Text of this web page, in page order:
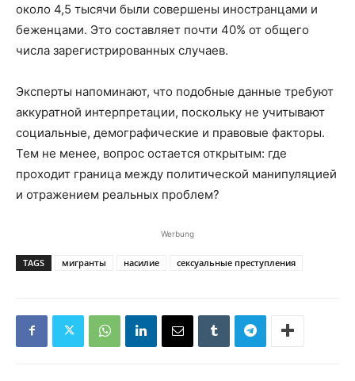
около 4,5 тысячи были совершены иностранцами и
беженцами. Это составляет почти 40% от общего
числа зарегистрированных случаев.
Эксперты напоминают, что подобные данные требуют
аккуратной интерпретации, поскольку не учитывают
социальные, демографические и правовые факторы.
Тем не менее, вопрос остается открытым: где
проходит граница между политической манипуляцией
и отражением реальных проблем?
Werbung
TAGS мигранты насилие сексуальные преступления